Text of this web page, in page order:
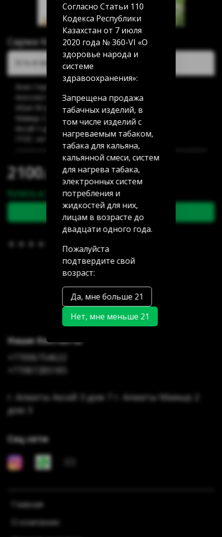
Сарма Кедровый пломбир 25г
(0) В избранное
2100.00 тг
Купить в 1 клик
В корзину
Есть в наличии:
Акан Серы 20/5: нет в наличии
Аносова 91: 5 шт
Абая 58 (уг Манаса): 5 шт
Мамыр 2 дом 3: 2 шт
Аксай 3 дом 7: нет в наличии
ГРЭС: нет в наличии
Главная
О компании
Наши Контакты
+77006754622
+77087285185
г. Алматы Аксай 3 дом 7 г. Алматы Мамыр 2
дом 3
Соц сети
Согласно Статьи 110
Кодекса Республики
Казахстан от 7 июля
2020 года № 360-VI «О
здоровье народа и
системе
здравоохранения»:
Запрещена продажа
табачных изделий, в
том числе изделий с
нагреваемым табаком,
табака для кальяна,
кальянной смеси, систем
для нагрева табака,
электронных систем
потребления и
жидкостей для них,
лицам в возрасте до
двадцати одного года.
Пожалуйста
подтвердите свой
возраст:
Да, мне больше 21
Нет, мне меньше 21